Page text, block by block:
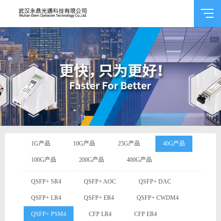
1G产品 10G产品 25G产品 40G产品
100G产品 200G产品 400G产品
QSFP+ SR4 QSFP+ AOC QSFP+ DAC
QSFP+ LR4 QSFP+ ER4 QSFP+ CWDM4
QSFP+ PSM4 CFP LR4 CFP ER4